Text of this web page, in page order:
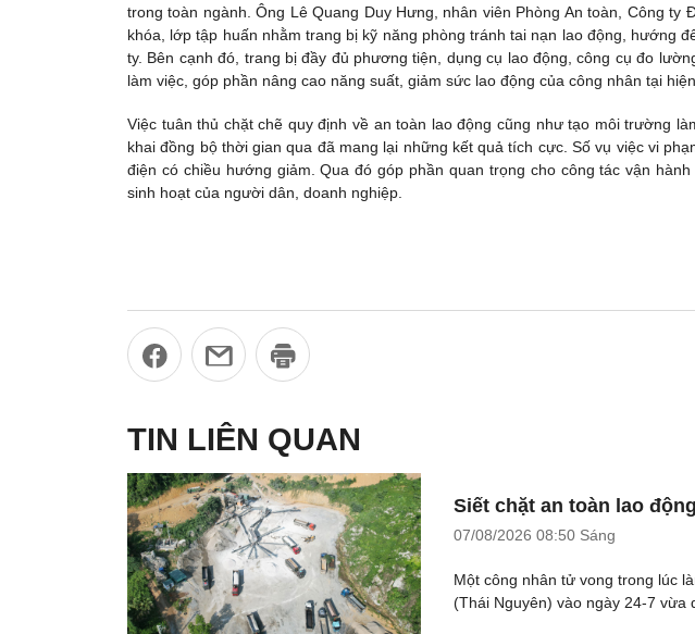
trong toàn ngành. Ông Lê Quang Duy Hưng, nhân viên Phòng An toàn, Công ty
khóa, lớp tập huấn nhằm trang bị kỹ năng phòng tránh tai nạn lao động, hướng
ty. Bên cạnh đó, trang bị đầy đủ phương tiện, dụng cụ lao động, công cụ đo
làm việc, góp phần nâng cao năng suất, giảm sức lao động của công nhân tại
Việc tuân thủ chặt chẽ quy định về an toàn lao động cũng như tạo môi trường
khai đồng bộ thời gian qua đã mang lại những kết quả tích cực. Số vụ việc vi
điện có chiều hướng giảm. Qua đó góp phần quan trọng cho công tác vận
sinh hoạt của người dân, doanh nghiệp.
TIN LIÊN QUAN
Siết chặt an toàn lao
07/08/2026 08:50 Sáng
Một công nhân tử vong trong lúc
(Thái Nguyên) vào ngày 24-7 vừa